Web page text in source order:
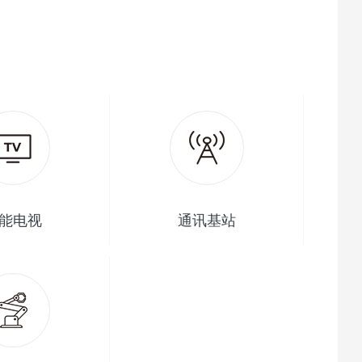
电视 通讯基站